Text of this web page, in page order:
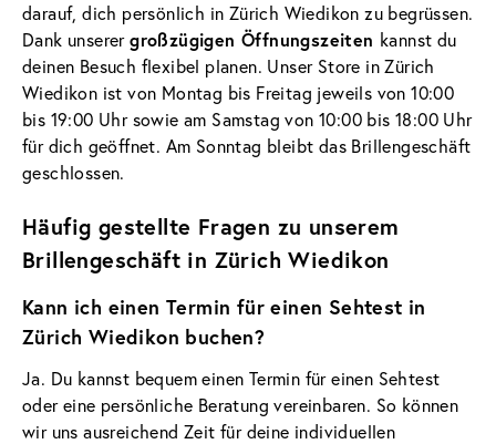
darauf, dich persönlich in Zürich Wiedikon zu begrüssen.
Dank unserergroßzügigen Öffnungszeiten kannst du
deinen Besuch flexibel planen. Unser Store in Zürich
Wiedikon ist von Montag bis Freitag jeweils von 10:00
bis 19:00 Uhr sowie am Samstag von 10:00 bis 18:00 Uhr
für dich geöffnet. Am Sonntag bleibt das Brillengeschäft
geschlossen.
Häufig gestellte Fragen zu unserem
Brillengeschäft in Zürich Wiedikon
Kann ich einen Termin für einen Sehtest in
Zürich Wiedikon buchen?
Ja. Du kannst bequem einen Termin für einen Sehtest
oder eine persönliche Beratung vereinbaren. So können
wir uns ausreichend Zeit für deine individuellen